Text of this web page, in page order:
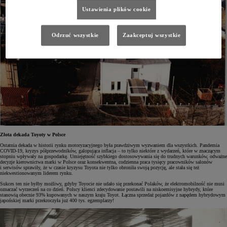
Złota dekada Toyoty w Polsce
Ostatnia dekada w historii rynku motoryzacyjnego była prawdziwym wyzwaniem dla wszystkich. Pandemia
COVID-19, kryzys półprzewodników, galopująca inflacja – to tylko niektóre z wydarzeń, które w znaczącym
stopniu wpływały na gospodarkę. Umiejętność szybkiego dostosowywania się do trudnych warunków, odważne
decyzje kierownictwa marki w Polsce oraz konsekwentna, codzienna praca tysięcy pracowników salonów
i serwisów sprawiły, że w czasie kryzysu Toyota nie tylko obroniła swoją pozycję, ale stała się też
niekwestionowanym liderem rynku.
Sukces ten nie byłby możliwy, gdyby Toyocie nie udało się przekonać Polaków, że elektromobilność nie musi
oznaczać wyrzeczeń na co dzień. Polscy klienci zdecydowanie postawili na niskoemisyjne hybrydy, które
stanowią obecnie 93% kupowanych w naszym kraju Toyot. Łączna sprzedaż pojazdów z napędem hybrydowym
japońskiej marki przekroczyła już 400 tys. egzemplarzy!
Ustawienia plików cookie
Odrzuć wszystkie Zaakceptuj wszystkie